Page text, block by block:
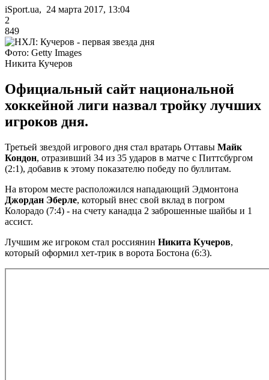
iSport.ua, 24 марта 2017, 13:04
2
849
Фото: Getty Images
Никита Кучеров
Официальный сайт национальной
хоккейной лиги назвал тройку лучших
игроков дня.
Третьей звездой игрового дня стал вратарь Оттавы Майк
Кондон, отразивший 34 из 35 ударов в матче с Питтсбургом
(2:1), добавив к этому показателю победу по буллитам.
На втором месте расположился нападающий Эдмонтона
Джордан Эберле, который внес свой вклад в погром
Колорадо (7:4) - на счету канадца 2 заброшенные шайбы и 1
ассист.
Лучшим же игроком стал россиянин Никита Кучеров,
который оформил хет-трик в ворота Бостона (6:3).